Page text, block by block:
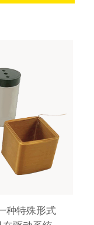
种特殊形式